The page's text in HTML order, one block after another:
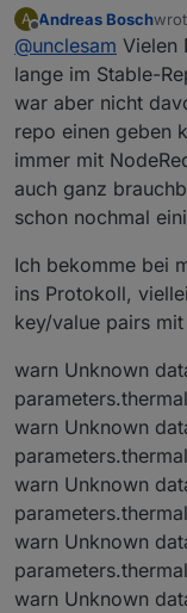
Test
Github
npm
Bis jetzt
16iL.
Bitte
A
Offline
Andreas Bosch
last
@unclesam Vielen
lange im Stable-
war aber nicht
repo einen geben
immer mit
auch ganz
schon nochmal
Ich bekomme bei
ins Protokoll,
key/value pairs
warn Unknown
warn Unknown
warn Unknown
warn Unknown
warn Unknown